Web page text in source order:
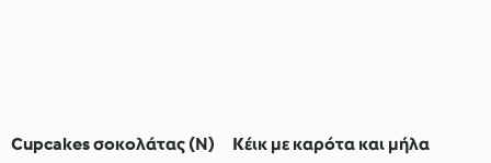
Cupcakes σοκολάτας (Ν) Kέικ με καρότα και μήλα